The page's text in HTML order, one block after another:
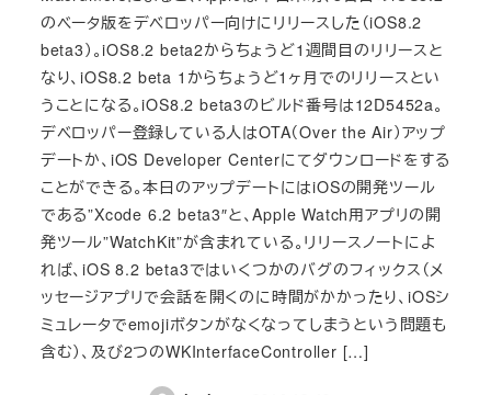
のベータ版をデベロッパー向けにリリースした（iOS8.2
beta3）。iOS8.2 beta2からちょうど1週間目のリリースと
なり、iOS8.2 beta 1からちょうど1ヶ月でのリリースとい
うことになる。iOS8.2 beta3のビルド番号は12D5452a。
デベロッパー登録している人はOTA（Over the Air）アップ
デートか、iOS Developer Centerにてダウンロードをする
ことができる。本日のアップデートにはiOSの開発ツール
である”Xcode 6.2 beta3″と、Apple Watch用アプリの開
発ツール”WatchKit”が含まれている。リリースノートによ
れば、iOS 8.2 beta3ではいくつかのバグのフィックス（メ
ッセージアプリで会話を開くのに時間がかかったり、iOSシ
ミュレータでemojiボタンがなくなってしまうという問題も
含む）、及び2つのWKInterfaceController […]